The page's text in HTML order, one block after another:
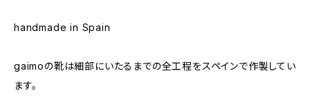
handmade in Spain
gaimoの靴は細部にいたるまでの全工程をスペインで作製してい
ます。